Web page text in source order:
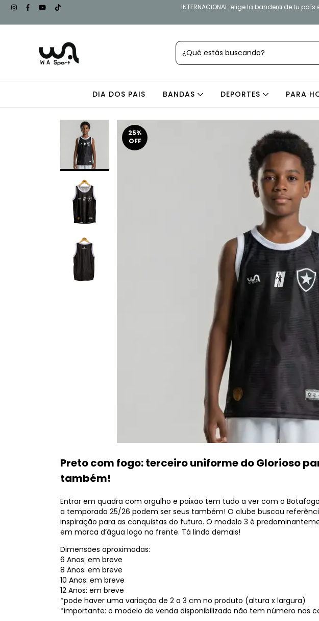
INTERNACIONAL: elige la bandera de tu
DIA DOS PAIS BANDAS DEPORTES PARA
25%
OFF
Preto com fogo: terceiro uniforme do Glorioso
também!
Entrar em quadra com orgulho e paixão tem tudo a ver com o
a temporada 25/26 podem ser seus também! O clube buscou
inspiração para as conquistas do futuro. O modelo 3 é
em marca d’água logo na frente. Tá lindo demais!
Dimensões aproximadas:
6 Anos: em breve
8 Anos: em breve
10 Anos: em breve
12 Anos: em breve
*pode haver uma variação de 2 a 3 cm no produto (altura x largura)
*importante: o modelo de venda disponibilizado não tem número nas